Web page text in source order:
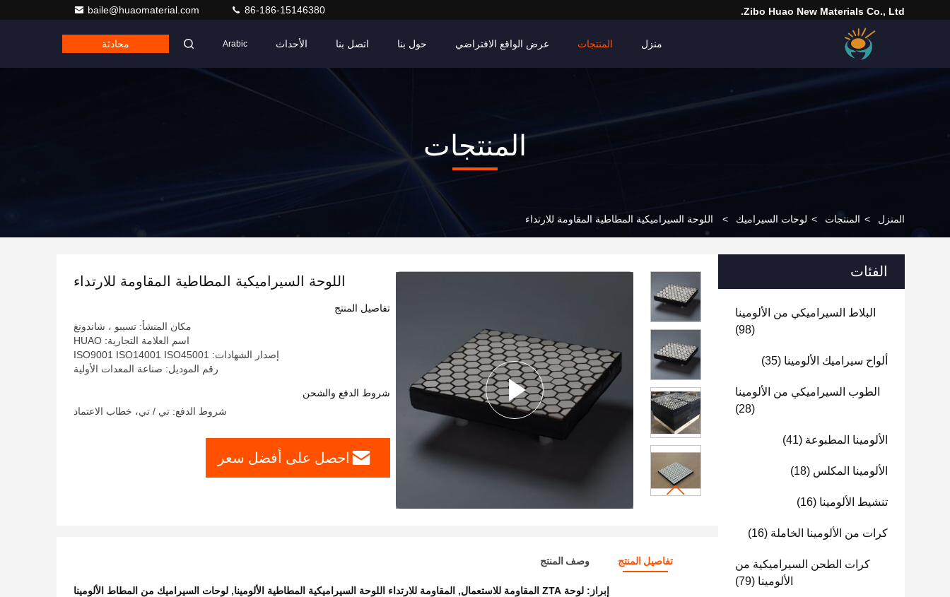
Zibo Huao New Materials Co., Ltd.
baile@huaomaterial.com 86-186-15146380
منزل المنتجات عرض الواقع الافتراضي حول بنا اتصل بنا الأحداث Arabic محادثة
المنتجات
المنزل > المنتجات > لوحات السيراميك > اللوحة السيراميكية المطاطية المقاومة للارتداء
الفئات
البلاط السيراميكي من الألومينا
(98)
ألواح سيراميك الألومينا (35)
الطوب السيراميكي من الألومينا
(28)
الألومينا المطبوعة (41)
الألومينا المكلس (18)
تنشيط الألومينا (16)
كرات من الألومينا الخاملة (16)
كرات الطحن السيراميكية من
الألومينا (79)
اللوحة السيراميكية المطاطية المقاومة للارتداء
تفاصيل المنتج
مكان المنشأ: تسيبو ، شاندونغ
اسم العلامة التجارية: HUAO
إصدار الشهادات: ISO9001 ISO14001 ISO45001
رقم الموديل: صناعة المعدات الأولية
شروط الدفع والشحن
شروط الدفع: تي / تي، خطاب الاعتماد
احصل على أفضل سعر
تفاصيل المنتج وصف المنتج
إبراز: لوحة ZTA المقاومة للاستعمال , المقاومة للارتداء اللوحة السيراميكية المطاطية الألومينا, لوحات السيراميك من المطاط الألومينا